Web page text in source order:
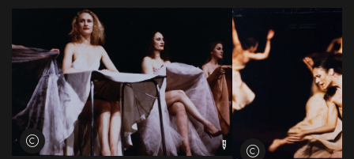
Voir les crédits
Voir les crédits